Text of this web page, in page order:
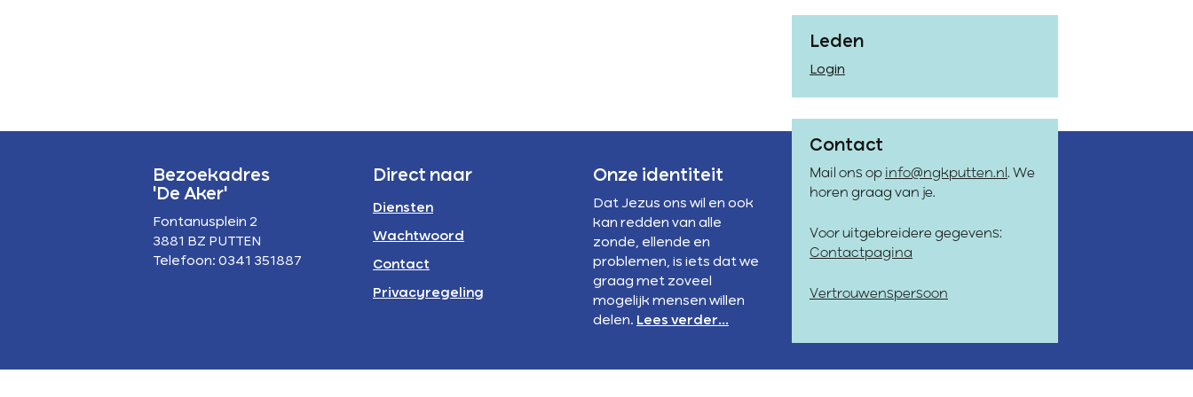
Leden
Login
Contact
Mail ons op info@ngkputten.nl . We
horen graag van je.
Voor uitgebreidere gegevens:
Contactpagina
Vertrouwenspersoon
Bezoekadres
'De Aker'
Fontanusplein 2
3881 BZ PUTTEN
Telefoon: 0341 351887
Direct naar
Diensten
Wachtwoord
Contact
Privacyregeling
Onze identiteit
Dat Jezus ons wil en ook
kan redden van alle
zonde, ellende en
problemen, is iets dat we
graag met zoveel
mogelijk mensen willen
delen. Lees verder...